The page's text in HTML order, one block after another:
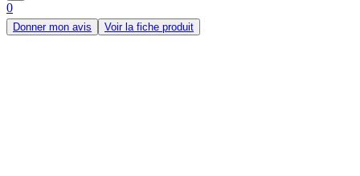
0
Donner mon avis Voir la fiche produit